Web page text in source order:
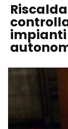
impianti